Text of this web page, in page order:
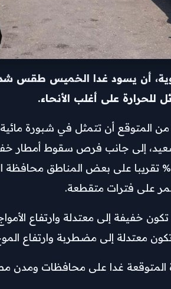
أن يسود غدا الخميس طقس
على أغلب الأنحاء.
من المتوقع أن تتمثل في شبورة
إلى جانب فرص سقوط أمطار
ورعدية أحيانا بنسبة حدوث 20% تقريبا على
على فترات متقطعة.
تكون خفيفة إلى معتدلة وارتفاع
تكون معتدلة إلى مضطربة وارتفاع
المتوقعة غدا على محافظات ومدن